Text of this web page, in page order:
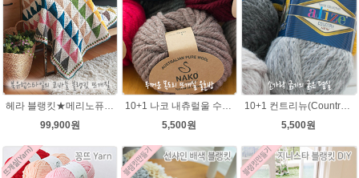
헤라 블랭킷★메리노퓨어울 27타래 북유럽블랭킷 울100% 코바늘뜨기 뜨개질
99,900원
10+1 나코 내츄럴울 수입뜨개실/루피망고st 모자뜨기/
5,500원
10+1 컨트리뉴(Country new) 굵은털실/컨트리뉴 뜨개실/뜨개질 뉴컨트리/컨트리실/컨트리뜨개실
5,500원